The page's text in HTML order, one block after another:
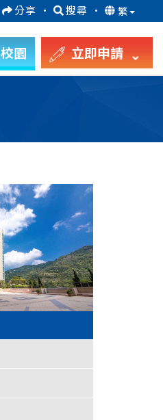
分享 · 搜尋 · 繁
校園 立即申請